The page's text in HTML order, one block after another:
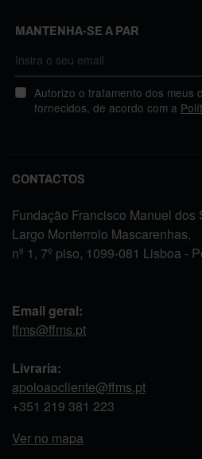
MANTENHA-SE A PAR
Autorizo o tratamento dos meus
fornecidos, de acordo com a
CONTACTOS
Fundação Francisco Manuel dos
Largo Monterroio Mascarenhas,
nº 1, 7º piso, 1099-081 Lisboa -
Email geral:
ffms@ffms.pt
Livraria:
apoioaocliente@ffms.pt
+351 219 381 223
Ver no mapa